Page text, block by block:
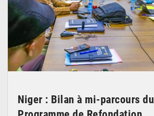
Niger : Bilan à mi-parcours du